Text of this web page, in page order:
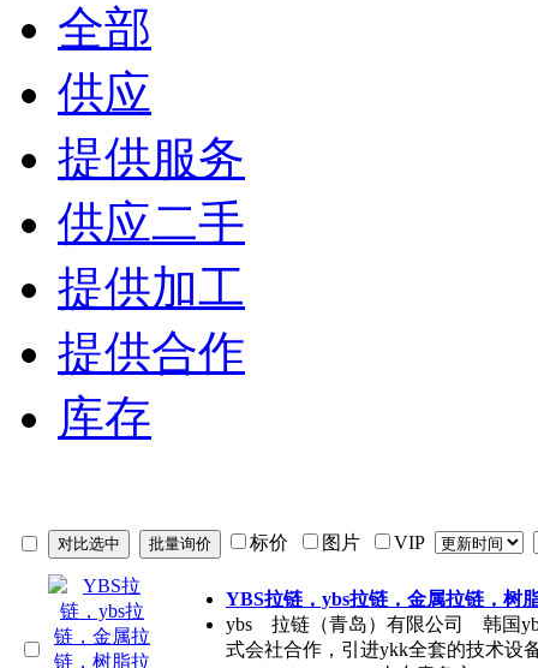
全部
供应
提供服务
供应二手
提供加工
提供合作
库存
标价 图片 VIP
YBS拉链，ybs拉链，金属拉链，树
ybs 拉链（青岛）有限公司 韩国
式会社合作，引进ykk全套的技术设